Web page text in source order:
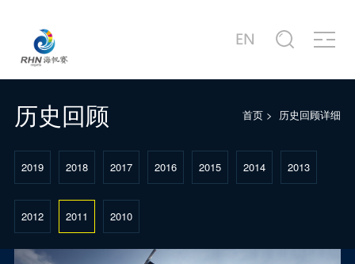
关于赛事
赛事公告
赛事概况
商务合作
合作商家介绍
合作概况
新闻中心
赛事新闻
行业动态
赛事图片
赛事精选
主题活动
赛事视频
赛事专题片
赛事宣传片
服务中心
城市介绍
港口介绍
站点信息
公司简介
发展历程
历史回顾 首页 > 历史回顾详细
2019 2018 2017 2016 2015 2014 2013
2012 2011 2010